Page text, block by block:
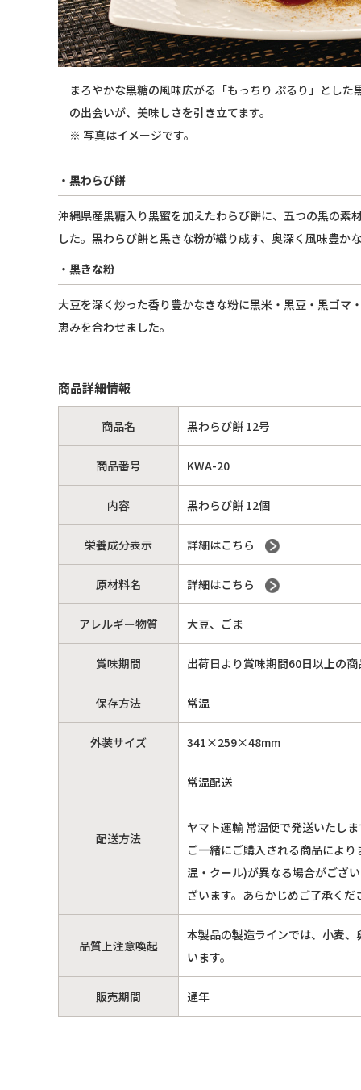
まろやかな黒糖の風味広がる「もっちり ぷるり」とし
の出会いが、美味しさを引き立てます。
※ 写真はイメージです。
・黒わらび餅
沖縄県産黒糖入り黒蜜を加えたわらび餅に、五つの黒の素
した。黒わらび餅と黒きな粉が織り成す、奥深く風味豊か
・黒きな粉
大豆を深く炒った香り豊かなきな粉に黒米・黒豆・黒ゴマ
恵みを合わせました。
商品詳細情報
商品名 黒わらび餅 12号
商品番号 KWA-20
内容 黒わらび餅 12個
栄養成分表示 詳細はこちら
原材料名 詳細はこちら
アレルギー物質 大豆、ごま
賞味期間 出荷日より賞味期間60日以上の
保存方法 常温
外装サイズ 341×259×48mm
配送方法
常温配送
ヤマト運輸 常温便で発送いたし
ご一緒にご購入される商品によ
温・クール)が異なる場合がござ
ざいます。あらかじめご了承くだ
品質上注意喚起
本製品の製造ラインでは、小麦
います。
販売期間 通年